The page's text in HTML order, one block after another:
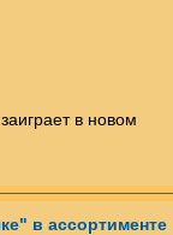
в новом
в ассортименте